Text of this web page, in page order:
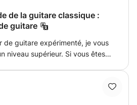
de la guitare classique :
guitare
de guitare expérimenté, je vous
niveau supérieur. Si vous êtes
vos opportunités de
centres d'intérêt. Cours possibles